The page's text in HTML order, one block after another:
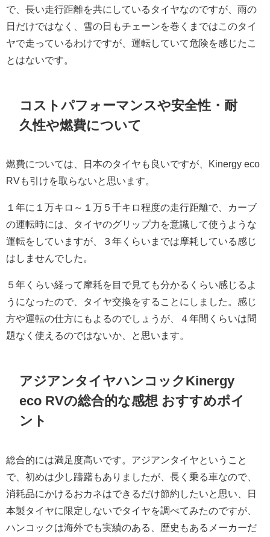
で、長い走行距離を共にしているタイヤなのですが、雨の
日だけではなく、雪の日もチェーンを巻くまではこのタイ
ヤで走っているわけですが、運転していて危険を感じたこ
とはないです。
コストパフォーマンスや安全性・耐
久性や燃費について
燃費については、日本のタイヤも良いですが、Kinergy eco
RVも引けを取らないと思います。
１年に１万キロ～１万５千キロ程度の走行距離で、カーブ
の運転時には、タイヤのグリップ力を意識して使うような
運転をしていますが、３年くらいまでは摩耗している感じ
はしませんでした。
５年くらい経って摩耗を目で見ても分かるくらい感じるよ
うになったので、タイヤ交換をすることにしました。感じ
方や運転の仕方にもよるのでしょうが、４年間くらいは問
題なく使えるのではないか、と思います。
アジアンタイヤハンコックKinergy
eco RVの総合的な感想 おすすめポイ
ント
総合的には満足度高いです。アジアンタイヤということ
で、初めは少し躊躇もありましたが、長く乗る車なので、
消耗品にかけるおカネはできるだけ節約したいと思い、日
本製タイヤに限定しないでタイヤを調べてみたのですが、
ハンコックは海外でも実績のある、歴史もあるメーカーだ